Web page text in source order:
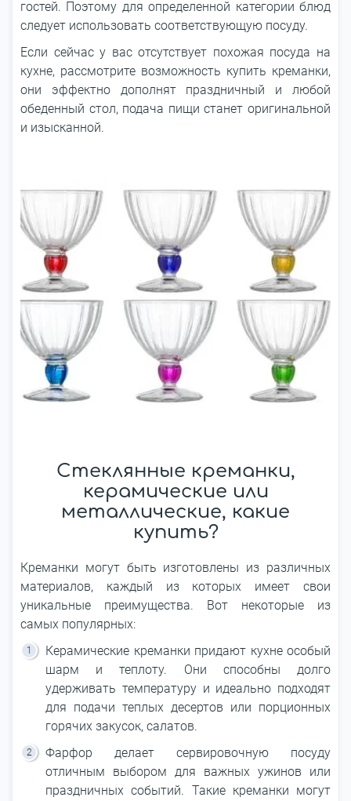
гостей. Поэтому для определенной категории блюд
следует использовать соответствующую посуду.
Если сейчас у вас отсутствует похожая посуда на
кухне, рассмотрите возможность купить креманки,
они эффектно дополнят праздничный и любой
обеденный стол, подача пищи станет оригинальной
и изысканной.
Стеклянные креманки,
керамические или
металлические, какие
купить?
Креманки могут быть изготовлены из различных
материалов, каждый из которых имеет свои
уникальные преимущества. Вот некоторые из
самых популярных:
Керамические креманки придают кухне особый
шарм и теплоту. Они способны долго
удерживать температуру и идеально подходят
для подачи теплых десертов или порционных
горячих закусок, салатов.
Фарфор делает сервировочную посуду
отличным выбором для важных ужинов или
праздничных событий. Такие креманки могут